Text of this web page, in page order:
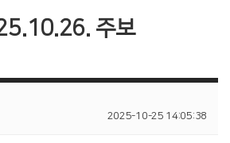
주보
2025-10-25 14:05:38